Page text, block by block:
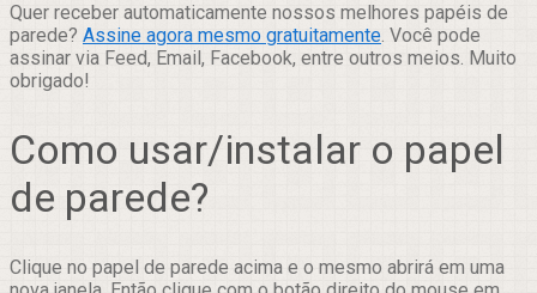
Quer receber automaticamente nossos melhores papéis de
parede? Assine agora mesmo gratuitamente. Você pode
assinar via Feed, Email, Facebook, entre outros meios. Muito
obrigado!
Como usar/instalar o papel
de parede?
Clique no papel de parede acima e o mesmo abrirá em uma